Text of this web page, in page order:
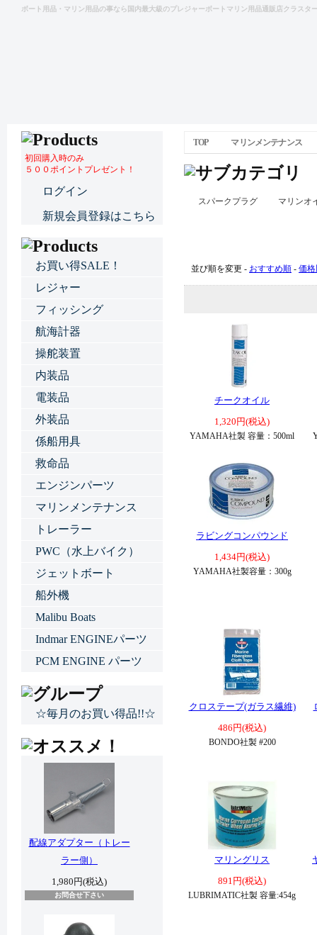
ボート用品・マリン用品の事なら国内最大級のプレジャーボートマリン用品通販店クラスタ
TOP マリンメンテナンス
スパークプラグ マリンオ
並び順を変更 - おすすめ順 - 価
チークオイル
1,320円(税込)
YAMAHA社製 容量：500ml
ラビングコンパウンド
1,434円(税込)
YAMAHA社製容量：300g
クロステープ(ガラス繊維)
486円(税込)
BONDO社製 #200
マリングリス
891円(税込)
LUBRIMATIC社製 容量:454g
初回購入時のみ
５００ポイントプレゼント！
ログイン
新規会員登録はこちら
お買い得SALE！
レジャー
フィッシング
航海計器
操舵装置
内装品
電装品
外装品
係船用具
救命品
エンジンパーツ
マリンメンテナンス
トレーラー
PWC（水上バイク）
ジェットボート
船外機
Malibu Boats
Indmar ENGINEパーツ
PCM ENGINE パーツ
☆毎月のお買い得品!!☆
配線アダプター（トレー
ラー側）
1,980円(税込)
お問合せ下さい